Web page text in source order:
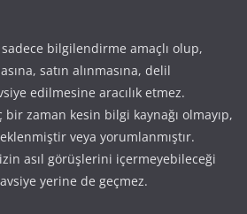
bilgilendirme amaçlı olup,
satın alınmasına, delil
edilmesine aracılık etmez.
zaman kesin bilgi kaynağı olmayıp,
veya yorumlanmıştır.
asıl görüşlerini içermeyebileceği
yerine de geçmez.